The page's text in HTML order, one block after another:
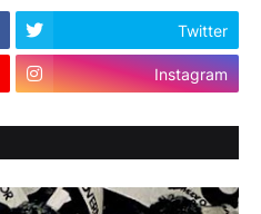
Twitter
Instagram